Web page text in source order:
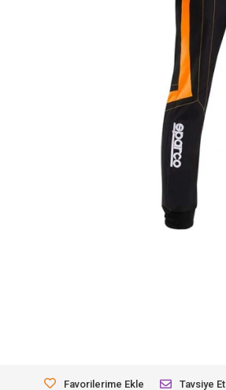
Favorilerime Ekle Tavsiye Et